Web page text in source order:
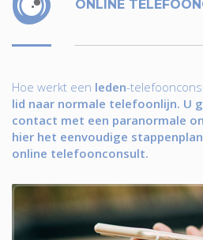
ONLINE
Hoe werkt een leden-
lid naar normale telefoonlijn. U
contact met een paranormale
hier het eenvoudige
online telefoonconsult.